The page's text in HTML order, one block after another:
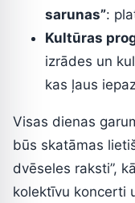
sarunas”:
Kultūras
izrādes un
kas ļaus
Visas dienas
būs skatāmas
dvēseles raksti”,
kolektīvu koncerti